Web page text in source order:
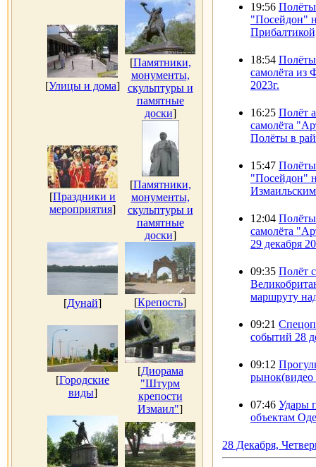
[Улицы и дома]
[Памятники,
монументы,
скульптуры и
памятные
доски]
[Праздники и
мероприятия]
[Памятники,
монументы,
скульптуры и
памятные
доски]
[Дунай] [Крепость]
[Городские
виды]
[Диорама
"Штурм
крепости
Измаил"]
19:56
"Посейдон"
18:54 Полёты
самолёта из
2023г.
16:25 Полёт
самолёта
Полёты в
15:47
"Посейдон"
12:04 Полёты
самолёта
29 декабря
09:35 Полёт
маршруту
09:21
событий 28
09:12
рынок(видео
07:46 Удары
объектам
28 Декабря,